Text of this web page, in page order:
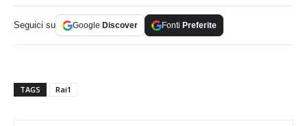
Seguici su Google Discover Fonti Preferite
TAGS Rai1